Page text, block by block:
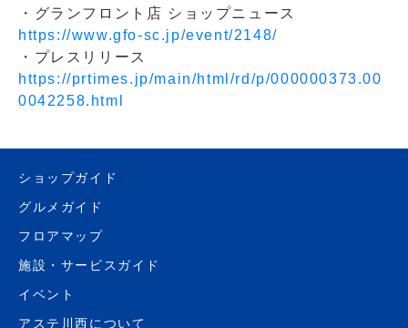
・グランフロント店 ショップニュース
https://www.gfo-sc.jp/event/2148/
・プレスリリース
https://prtimes.jp/main/html/rd/p/000000373.00
0042258.html
ショップガイド
グルメガイド
フロアマップ
施設・サービスガイド
イベント
アステ川西について